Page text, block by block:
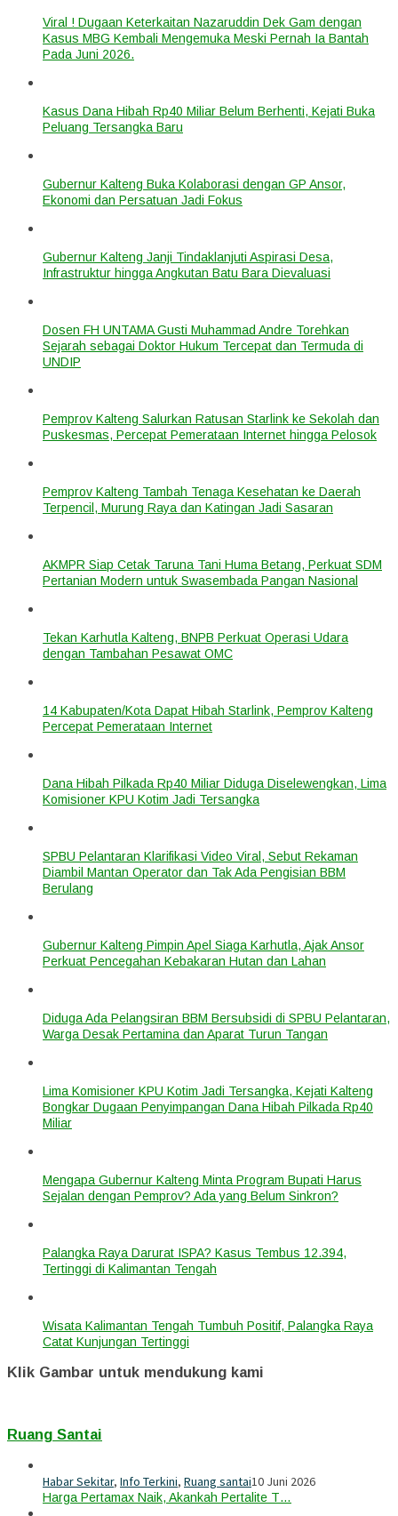
Viral ! Dugaan Keterkaitan Nazaruddin Dek Gam dengan
Kasus MBG Kembali Mengemuka Meski Pernah Ia Bantah
Pada Juni 2026.
Kasus Dana Hibah Rp40 Miliar Belum Berhenti, Kejati Buka
Peluang Tersangka Baru
Gubernur Kalteng Buka Kolaborasi dengan GP Ansor,
Ekonomi dan Persatuan Jadi Fokus
Gubernur Kalteng Janji Tindaklanjuti Aspirasi Desa,
Infrastruktur hingga Angkutan Batu Bara Dievaluasi
Dosen FH UNTAMA Gusti Muhammad Andre Torehkan
Sejarah sebagai Doktor Hukum Tercepat dan Termuda di
UNDIP
Pemprov Kalteng Salurkan Ratusan Starlink ke Sekolah dan
Puskesmas, Percepat Pemerataan Internet hingga Pelosok
Pemprov Kalteng Tambah Tenaga Kesehatan ke Daerah
Terpencil, Murung Raya dan Katingan Jadi Sasaran
AKMPR Siap Cetak Taruna Tani Huma Betang, Perkuat SDM
Pertanian Modern untuk Swasembada Pangan Nasional
Tekan Karhutla Kalteng, BNPB Perkuat Operasi Udara
dengan Tambahan Pesawat OMC
14 Kabupaten/Kota Dapat Hibah Starlink, Pemprov Kalteng
Percepat Pemerataan Internet
Dana Hibah Pilkada Rp40 Miliar Diduga Diselewengkan, Lima
Komisioner KPU Kotim Jadi Tersangka
SPBU Pelantaran Klarifikasi Video Viral, Sebut Rekaman
Diambil Mantan Operator dan Tak Ada Pengisian BBM
Berulang
Gubernur Kalteng Pimpin Apel Siaga Karhutla, Ajak Ansor
Perkuat Pencegahan Kebakaran Hutan dan Lahan
Diduga Ada Pelangsiran BBM Bersubsidi di SPBU Pelantaran,
Warga Desak Pertamina dan Aparat Turun Tangan
Lima Komisioner KPU Kotim Jadi Tersangka, Kejati Kalteng
Bongkar Dugaan Penyimpangan Dana Hibah Pilkada Rp40
Miliar
Mengapa Gubernur Kalteng Minta Program Bupati Harus
Sejalan dengan Pemprov? Ada yang Belum Sinkron?
Palangka Raya Darurat ISPA? Kasus Tembus 12.394,
Tertinggi di Kalimantan Tengah
Wisata Kalimantan Tengah Tumbuh Positif, Palangka Raya
Catat Kunjungan Tertinggi
Klik Gambar untuk mendukung kami
Ruang Santai
Habar Sekitar, Info Terkini, Ruang santai10 Juni 2026
Harga Pertamax Naik, Akankah Pertalite T…